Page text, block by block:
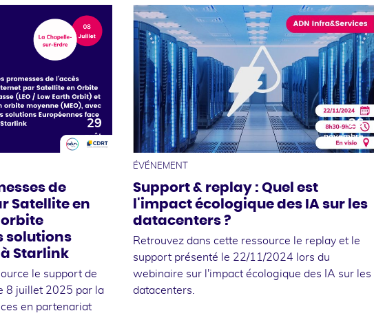
29
août
de
Satellite en
orbite
solutions
à Starlink
le support de
8 juillet 2025 par la
en partenariat
26
novembre
ÉVÉNEMENT
Support & replay : Quel est
l'impact écologique des IA sur les
datacenters ?
Retrouvez dans cette ressource le replay et le
support présenté le 22/11/2024 lors du
webinaire sur l'impact écologique des IA sur les
datacenters.